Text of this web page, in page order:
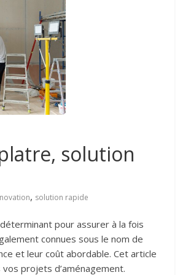
solution
, solution rapide
pour assurer à la fois
connues sous le nom de
et leur coût abordable. Cet article
projets d’aménagement.